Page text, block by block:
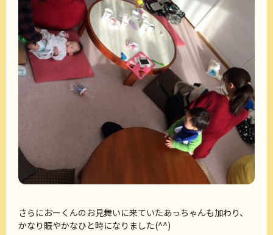
さらにおーくんのお見舞いに来ていたあっちゃんも加わり、
かなり賑やかなひと時になりました(^^)